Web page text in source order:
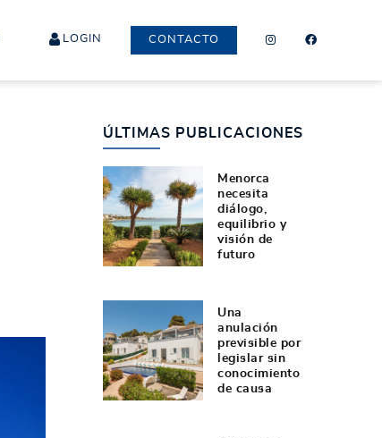
ÚLTIMAS PUBLICACIONES
Menorca
necesita
diálogo,
equilibrio y
visión de
futuro
Una
anulación
previsible por
legislar sin
conocimiento
de causa
LOGIN CONTACTO